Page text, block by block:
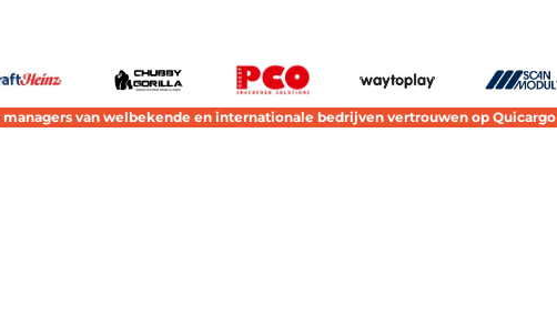
van welbekende en internationale bedrijven vertrouwen op Quicargo